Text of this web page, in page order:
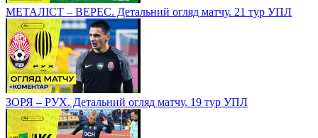
МЕТАЛІСТ – ВЕРЕС. Детальний огляд матчу. 21 тур УПЛ
ЗОРЯ – РУХ. Детальний огляд матчу. 19 тур УПЛ